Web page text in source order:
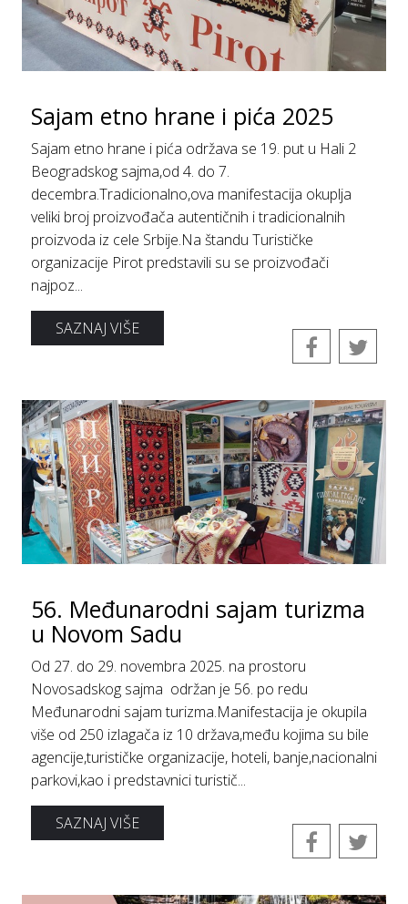
Sajam etno hrane i pića 2025
Sajam etno hrane i pića održava se 19. put u Hali 2
Beogradskog sajma,od 4. do 7.
decembra.Tradicionalno,ova manifestacija okuplja
veliki broj proizvođača autentičnih i tradicionalnih
proizvoda iz cele Srbije.Na štandu Turističke
organizacije Pirot predstavili su se proizvođači
najpoz...
SAZNAJ VIŠE
56. Međunarodni sajam turizma
u Novom Sadu
Od 27. do 29. novembra 2025. na prostoru
Novosadskog sajma održan je 56. po redu
Međunarodni sajam turizma.Manifestacija je okupila
više od 250 izlagača iz 10 država,među kojima su bile
agencije,turističke organizacije, hoteli, banje,nacionalni
parkovi,kao i predstavnici turistič...
SAZNAJ VIŠE